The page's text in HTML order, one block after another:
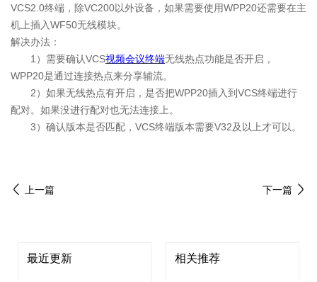
VCS2.0终端，除VC200以外设备，如果需要使用WPP20还需要在主
机上插入WF50无线模块。
解决办法：
1）需要确认VCS视频会议终端无线热点功能是否开启，
WPP20是通过连接热点来分享辅流。
2）如果无线热点有开启，是否把WPP20插入到VCS终端进行
配对。如果没进行配对也无法连接上。
3）确认版本是否匹配，VCS终端版本需要V32及以上才可以。
上一篇 下一篇
最近更新 相关推荐